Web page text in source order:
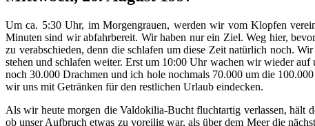
Um ca. 5:30 Uhr, im Morgengrauen, werden wir vom Klopfen
Minuten sind wir abfahrbereit. Wir haben nur ein Ziel. Weg hier,
zu verabschieden, denn die schlafen um diese Zeit natürlich noch. Wir
stehen und schlafen weiter. Erst um 10:00 Uhr wachen wir wieder auf
noch 30.000 Drachmen und ich hole nochmals 70.000 um die
wir uns mit Getränken für den restlichen Urlaub eindecken.
Als wir heute morgen die Valdokilia-Bucht fluchtartig verlassen, hält
ob unser Aufbruch etwas zu voreilig war, als über dem Meer die